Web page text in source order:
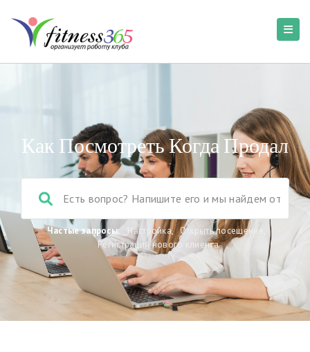
Как Посмотреть Когда Продал
Частые запросы: Настройка, Открыть посещение
Регистрация нового клиента